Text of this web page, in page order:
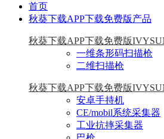
首页
秋葵下载APP下载免费版产品
秋葵下载APP下载免费版
一维条形码扫描枪
二维扫描枪
秋葵下载APP下载免费版
安卓手持机
CE/mobil系统采集器
工业抗摔采集器